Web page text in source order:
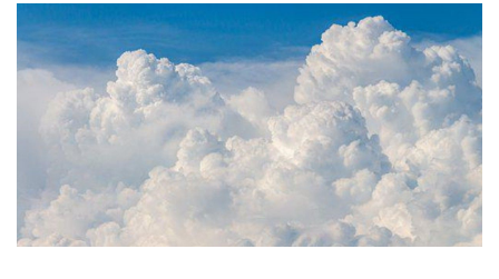
新聞稿分類
刊登